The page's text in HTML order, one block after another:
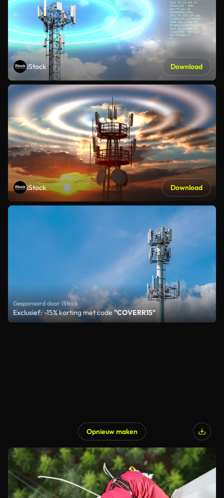
iStock Download
iStock Download
Gesponsord door iStock
Exclusief: -15% korting met code"COVERR15"
Opnieuw maken